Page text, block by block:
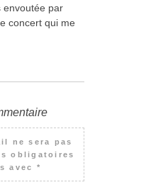
par
concert qui me
ne sera pas
obligatoires
avec *